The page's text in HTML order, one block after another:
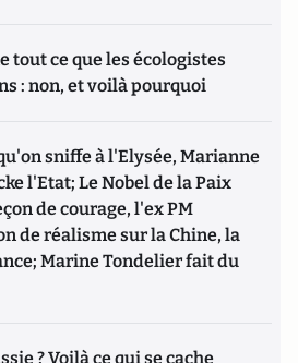
tout ce que les écologistes
: non, et voilà pourquoi
sniffe à l'Elysée, Marianne
l'Etat; Le Nobel de la Paix
de courage, l'ex PM
de réalisme sur la Chine, la
Marine Tondelier fait du
? Voilà ce qui se cache